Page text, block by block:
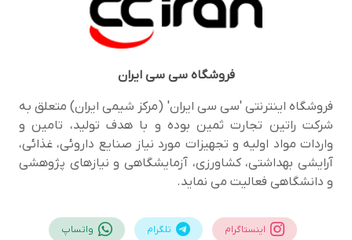
فروشگاهسی سی ایران
فروشگاه اینترنتی 'سی سی ایران' (مرکز شیمی ایران) متعلق به
شرکت راتین تجارت ثمین بوده و با هدف تولید، تامین و
واردات مواد اولیه و تجهیزات مورد نیاز صنایع داروئی، غذائی،
آرایشی بهداشتی، کشاورزی، آزمایشگاهی و نیازهای پژوهشی
و دانشگاهی فعالیت می نماید.
اینستاگرام تلگرام واتساپ